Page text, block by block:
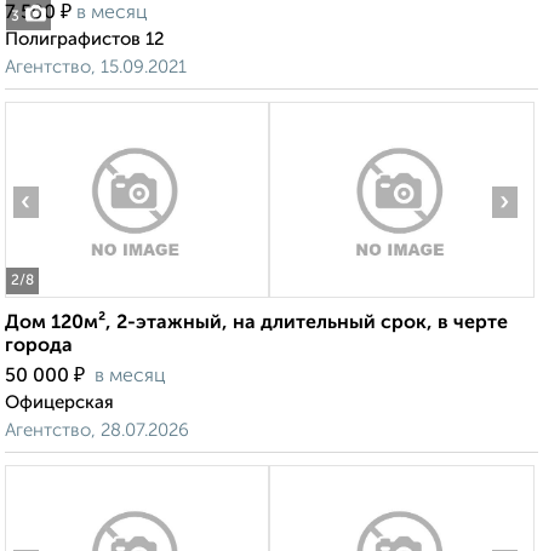
3
7 500 ₽ в месяц
Полиграфистов 12
Агентство, 15.09.2021
2/8
‹ ›
Дом 120м², 2-этажный, на длительный срок, в черте
города
50 000 ₽ в месяц
Офицерская
Агентство, 28.07.2026